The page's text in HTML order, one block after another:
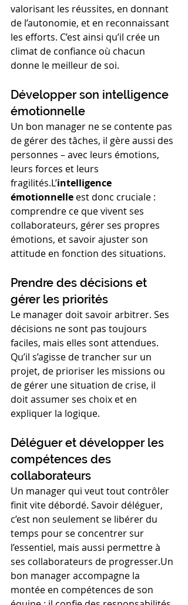
valorisant les réussites, en donnant
de l’autonomie, et en reconnaissant
les efforts. C’est ainsi qu’il crée un
climat de confiance où chacun
donne le meilleur de soi.
Développer son intelligence
émotionnelle
Un bon manager ne se contente pas
de gérer des tâches, il gère aussi des
personnes – avec leurs émotions,
leurs forces et leurs
fragilités.L’intelligence
émotionnelle est donc cruciale :
comprendre ce que vivent ses
collaborateurs, gérer ses propres
émotions, et savoir ajuster son
attitude en fonction des situations.
Prendre des décisions et
gérer les priorités
Le manager doit savoir arbitrer. Ses
décisions ne sont pas toujours
faciles, mais elles sont attendues.
Qu’il s’agisse de trancher sur un
projet, de prioriser les missions ou
de gérer une situation de crise, il
doit assumer ses choix et en
expliquer la logique.
Déléguer et développer les
compétences des
collaborateurs
Un manager qui veut tout contrôler
finit vite débordé. Savoir déléguer,
c’est non seulement se libérer du
temps pour se concentrer sur
l’essentiel, mais aussi permettre à
ses collaborateurs de progresser.Un
bon manager accompagne la
montée en compétences de son